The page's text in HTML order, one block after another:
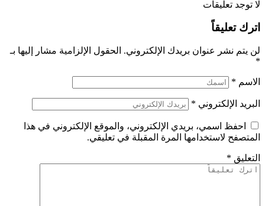
لا توجد تعليقات
اترك تعليقاً
لن يتم نشر عنوان بريدك الإلكتروني. الحقول الإلزامية مشار إليها بـ
*
الاسم *
البريد الإلكتروني *
احفظ اسمي، بريدي الإلكتروني، والموقع الإلكتروني في هذا
المتصفح لاستخدامها المرة المقبلة في تعليقي.
التعليق *